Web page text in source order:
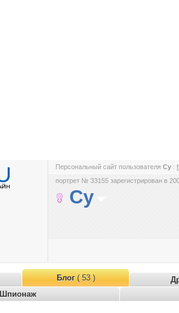
Персональный сайт пользователя Су :
портрет № 33155 зарегистрирован в
Су
Блог( 53 )
Шпионаж